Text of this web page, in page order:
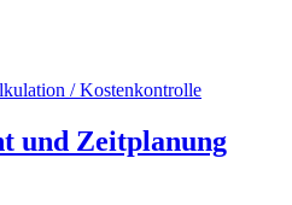
/ Kostenkontrolle
und Zeitplanung